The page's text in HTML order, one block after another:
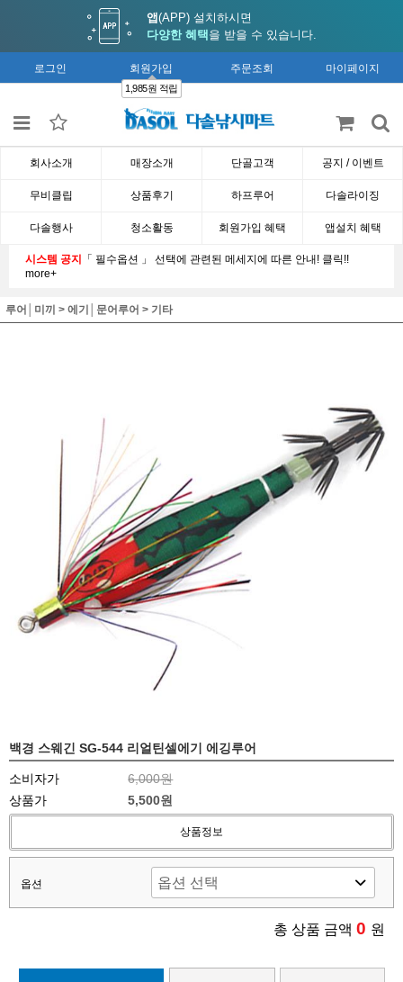
앱(APP) 설치하시면
다양한 혜택 을 받을 수 있습니다.
로그인 회원가입
1,985원 적립
주문조회 마이페이지
회사소개 매장소개 단골고객 공지 / 이벤트
무비클립 상품후기 하프루어 다솔라이징
다솔행사 청소활동 회원가입 혜택 앱설치 혜택
시스템 공지 「 필수옵션 」 선택에 관련된 메세지에 따른 안내! 클릭!!
more+
루어│미끼 > 에기│문어루어 > 기타
백경 스웨긴 SG-544 리얼틴셀에기 에깅루어
소비자가
6,000원
상품가
5,500원
상품정보
옵션
총 상품 금액 0 원